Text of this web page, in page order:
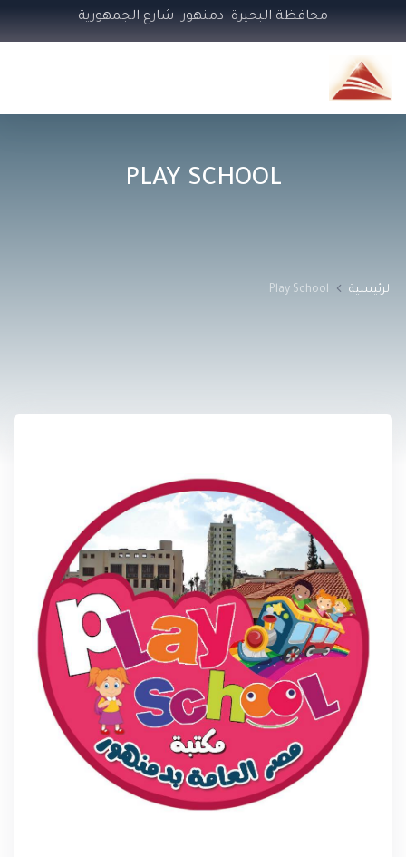
محافظة البحيرة- دمنهور- شارع الجمهورية
PLAY SCHOOL
الرئيسية Play School